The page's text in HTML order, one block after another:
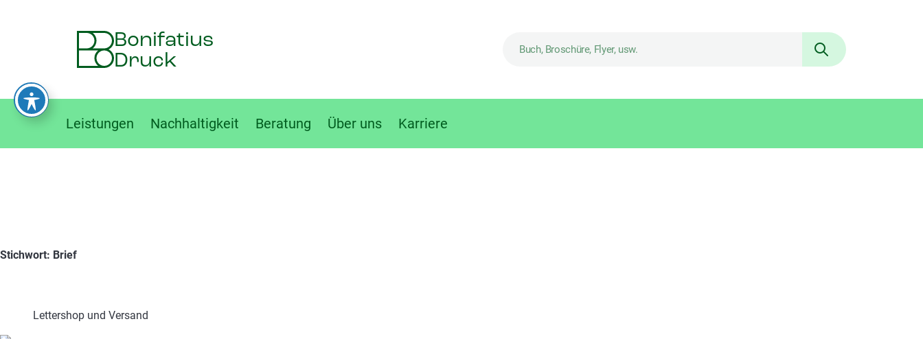
Bonifatius
Druck
Leistungen Nachhaltigkeit Beratung Über uns Karriere
Stichwort: Brief
Lettershop und Versand